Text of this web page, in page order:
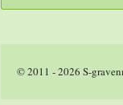
© 2011 - 2026 S-